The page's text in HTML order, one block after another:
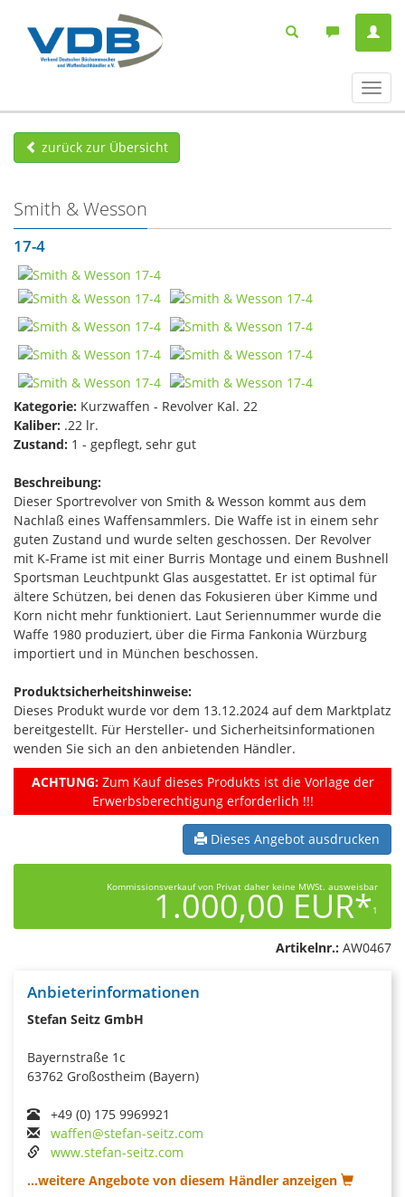
ein-/
zurück zur Übersicht
Smith & Wesson
17-4
Kategorie: Kurzwaffen - Revolver Kal. 22
Kaliber: .22 lr.
Zustand: 1 - gepflegt, sehr gut
Beschreibung:
Dieser Sportrevolver von Smith & Wesson kommt aus dem
Nachlaß eines Waffensammlers. Die Waffe ist in einem sehr
guten Zustand und wurde selten geschossen. Der Revolver
mit K-Frame ist mit einer Burris Montage und einem Bushnell
Sportsman Leuchtpunkt Glas ausgestattet. Er ist optimal für
ältere Schützen, bei denen das Fokusieren über Kimme und
Korn nicht mehr funktioniert. Laut Seriennummer wurde die
Waffe 1980 produziert, über die Firma Fankonia Würzburg
importiert und in München beschossen.
Produktsicherheitshinweise:
Dieses Produkt wurde vor dem 13.12.2024 auf dem Marktplatz
bereitgestellt. Für Hersteller- und Sicherheitsinformationen
wenden Sie sich an den anbietenden Händler.
ACHTUNG:Zum Kauf dieses Produkts ist die Vorlage der
Erwerbsberechtigung erforderlich !!!
Dieses Angebot ausdrucken
Kommissionsverkauf von Privat daher keine MWSt. ausweisbar
1.000,00 EUR*1
Artikelnr.: AW0467
Anbieterinformationen
Stefan Seitz GmbH
Bayernstraße 1c
63762 Großostheim (Bayern)
+49 (0) 175 9969921
waffen@stefan-seitz.com
www.stefan-seitz.com
...weitere Angebote von diesem Händler anzeigen